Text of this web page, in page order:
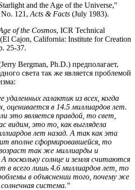
and the Age of the Universe,"
121, Acts & Facts (July 1983).
of the Cosmos, ICR Technical
Cajon, California: Institute for Creation
25-37.
Bergman, Ph.D.) предполагает,
света так же является проблемой
удаленных галактик из всех, когда
оценивается в 14.5 миллиардов лет.
это является правдой, то свет,
видим, это то, как выглядела
лет назад. А так как эта
вполне сформировавшейся, то
так же миллиарды и
солнце и земля считаются
в всего лишь 4.6 миллиардов лет, то
в объяснении того, почему же
система."